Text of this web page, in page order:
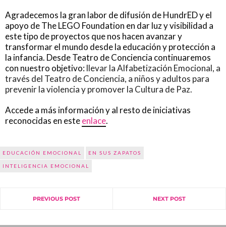
Agradecemos la gran labor de difusión de HundrED y el
apoyo de The LEGO Foundation en dar luz y visibilidad a
este tipo de proyectos que nos hacen avanzar y
transformar el mundo desde la educación y protección a
la infancia. Desde Teatro de Conciencia continuaremos
con nuestro objetivo:llevar la Alfabetización Emocional, a
través del Teatro de Conciencia, a niños y adultos para
prevenir la violencia y promover la Cultura de Paz.
Accede a más información y al resto de iniciativas
reconocidas en esteenlace.
EDUCACIÓN EMOCIONAL EN SUS ZAPATOS
INTELIGENCIA EMOCIONAL
PREVIOUS POST NEXT POST